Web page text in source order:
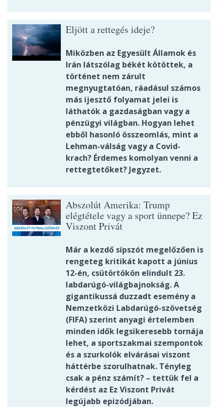
Eljött a rettegés ideje?
Miközben az Egyesült Államok és
Irán látszólag békét kötöttek, a
történet nem zárult
megnyugtatóan, ráadásul számos
más ijesztő folyamat jelei is
láthatók a gazdaságban vagy a
pénzügyi világban. Hogyan lehet
ebből hasonló összeomlás, mint a
Lehman-válság vagy a Covid-
krach? Érdemes komolyan venni a
rettegtetőket? Jegyzet.
Abszolút Amerika: Trump
elégtétele vagy a sport ünnepe? Ez
Viszont Privát
Már a kezdő sípszót megelőzően is
rengeteg kritikát kapott a június
12-én, csütörtökön elindult 23.
labdarúgó-világbajnokság. A
gigantikussá duzzadt esemény a
Nemzetközi Labdarúgó-szövetség
(FIFA) szerint anyagi értelemben
minden idők legsikeresebb tornája
lehet, a sportszakmai szempontok
és a szurkolók elvárásai viszont
háttérbe szorulhatnak. Tényleg
csak a pénz számít? – tettük fel a
kérdést az Ez Viszont Privát
legújabb epizódjában.